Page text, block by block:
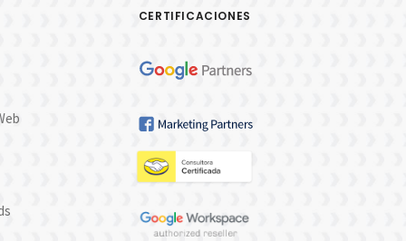
CERTIFICACIONES